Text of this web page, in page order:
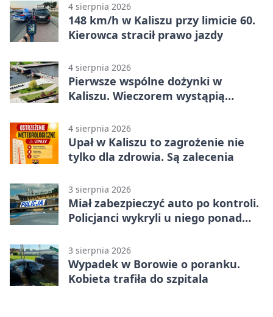
4 sierpnia 2026
148 km/h w Kaliszu przy limicie 60.
Kierowca stracił prawo jazdy
4 sierpnia 2026
Pierwsze wspólne dożynki w
Kaliszu. Wieczorem wystąpią
4 sierpnia 2026
Upał w Kaliszu to zagrożenie nie
tylko dla zdrowia. Są zalecenia
3 sierpnia 2026
Miał zabezpieczyć auto po kontroli.
Policjanci wykryli u niego ponad
3 sierpnia 2026
Wypadek w Borowie o poranku.
Kobieta trafiła do szpitala